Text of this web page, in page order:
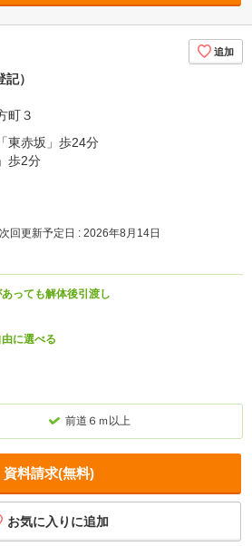
）
町３
東赤坂」歩24分
歩2分
回更新予定日 : 2026年8月14日
っても解体後引渡し
に選べる
前道６ｍ以上
資料請求(無料)